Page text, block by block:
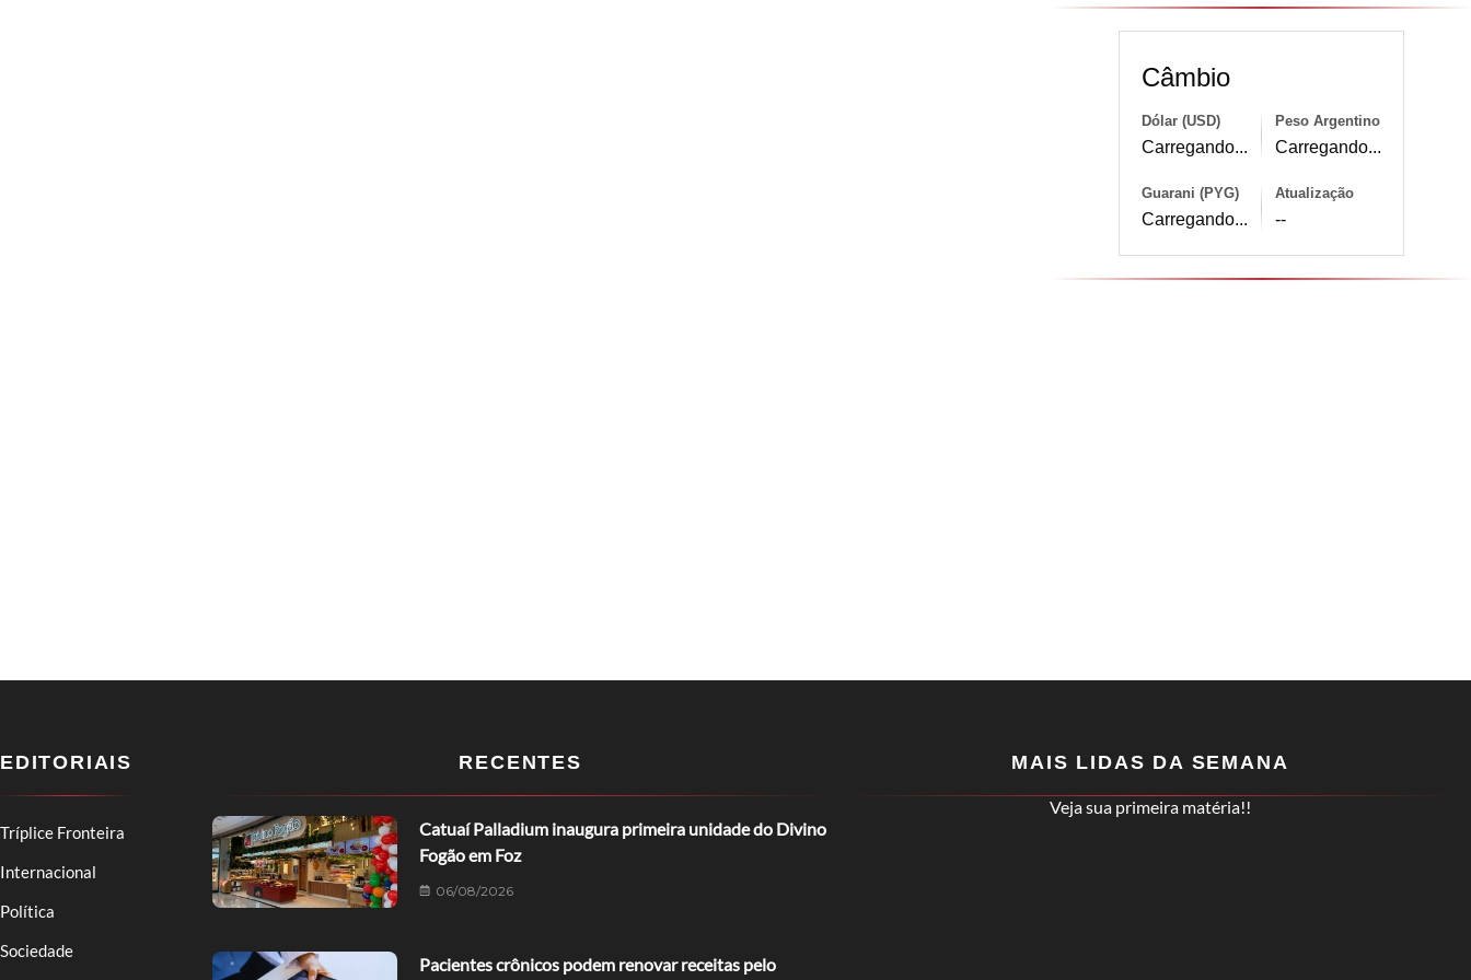
Câmbio
Dólar (USD)
Carregando...
Peso Argentino
Carregando...
Guarani (PYG)
Carregando...
Atualização
--
EDITORIAIS
Tríplice Fronteira
Internacional
Política
Sociedade
RECENTES
Catuaí Palladium inaugura primeira unidade do Divino
Fogão em Foz
06/08/2026
Pacientes crônicos podem renovar receitas pelo
MAIS LIDAS DA SEMANA
Veja sua primeira matéria!!